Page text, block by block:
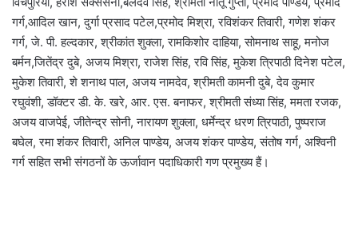
गर्ग,आदिल खान, दुर्गा प्रसाद पटेल,प्रमोद मिश्रा, रविशंकर तिवारी, गणेश शंकर
गर्ग, जे. पी. हल्दकार, श्रीकांत शुक्ला, रामकिशोर दाहिया, सोमनाथ साहू, मनोज
बर्मन,जितेंद्र दुबे, अजय मिश्रा, राजेश सिंह, रवि सिंह, मुकेश त्रिपाठी दिनेश पटेल,
मुकेश तिवारी, शे शनाथ पाल, अजय नामदेव, श्रीमती कामनी दुबे, देव कुमार
रघुवंशी, डॉक्टर डी. के. खरे, आर. एस. बनाफर, श्रीमती संध्या सिंह, ममता रजक,
अजय वाजपेई, जीतेन्द्र सोनी, नारायण शुक्ला, धर्मेन्द्र धरण त्रिपाठी, पुष्पराज
बघेल, रमा शंकर तिवारी, अनिल पाण्डेय, अजय शंकर पाण्डेय, संतोष गर्ग, अश्विनी
गर्ग सहित सभी संगठनों के ऊर्जावान पदाधिकारी गण प्रमुख्य हैं।